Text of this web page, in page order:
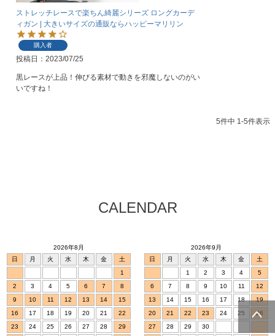
ストレッチレースで楽ちん綺麗シリーズ ロングカーデ
ィガン | 大きいサイズの通販ならハッピーマリリン
購入者
投稿日 2023/07/25
黒レースが上品！伸びる素材で動きを邪魔しないのがい
いですね！
5件中 1-5件表示
CALENDAR
2026年8月
日
月 火 水 木 金
土
1
2
3 4 5 6 7
8
9
10 11 12 13 14
15
16
17 18 19 20 21
22
23
24 25 26 27 28
29
2026年9月
日
月 火 水 木 金
土
1
2 3 4
5
6
7 8 9 10 11
12
13
14 15 16 17 18
19
20
21 22 23 24 25
26
27
28 29 30